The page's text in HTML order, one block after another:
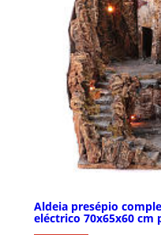
Aldeia presépio
eléctrico 70x65x60 cm